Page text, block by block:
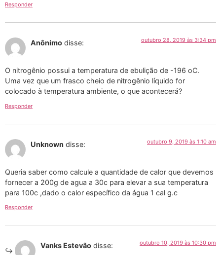
Responder
Anônimo disse: outubro 28, 2019 às 3:34 pm
O nitrogênio possui a temperatura de ebulição de -196 oC.
Uma vez que um frasco cheio de nitrogênio líquido for
colocado à temperatura ambiente, o que acontecerá?
Responder
Unknown disse: outubro 9, 2019 às 1:10 am
Queria saber como calcule a quantidade de calor que devemos
fornecer a 200g de agua a 30c para elevar a sua temperatura
para 100c ,dado o calor específico da água 1 cal g.c
Responder
Vanks Estevão disse: outubro 10, 2019 às 10:30 pm